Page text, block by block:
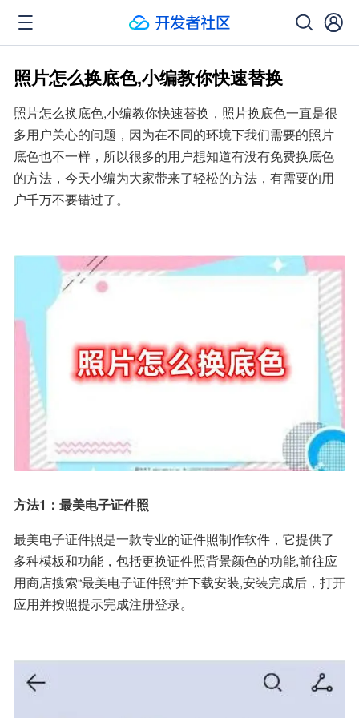
照片怎么换底色,小编教你快速替换
照片怎么换底色,小编教你快速替换，照片换底色一直是很
多用户关心的问题，因为在不同的环境下我们需要的照片
底色也不一样，所以很多的用户想知道有没有免费换底色
的方法，今天小编为大家带来了轻松的方法，有需要的用
户千万不要错过了。
方法1：最美电子证件照
最美电子证件照是一款专业的证件照制作软件，它提供了
多种模板和功能，包括更换证件照背景颜色的功能,前往应
用商店搜索“最美电子证件照”并下载安装,安装完成后，打开
应用并按照提示完成注册登录。